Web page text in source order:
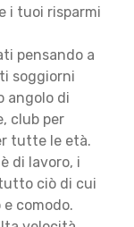
i tuoi risparmi
pensando a
soggiorni
angolo di
club per
tutte le età.
di lavoro, i
ciò di cui
comodo.